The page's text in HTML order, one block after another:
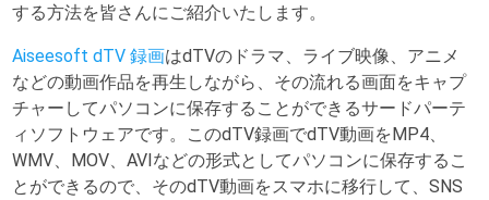
する方法を皆さんにご紹介いたします。
Aiseesoft dTV 録画はdTVのドラマ、ライブ映像、アニメ
などの動画作品を再生しながら、その流れる画面をキャプ
チャーしてパソコンに保存することができるサードパーテ
ィソフトウェアです。このdTV録画でdTV動画をMP4、
WMV、MOV、AVIなどの形式としてパソコンに保存するこ
とができるので、そのdTV動画をスマホに移行して、SNS